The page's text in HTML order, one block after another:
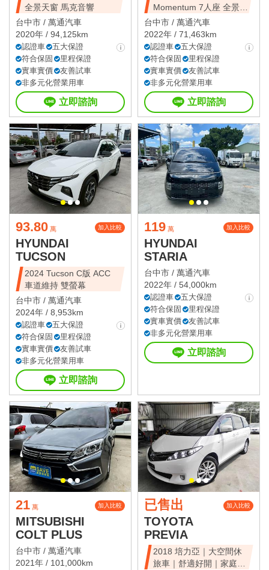
全景天窗 馬克音響
台中市 / 萬通汽車
2020年 / 94,125km
認證車
五大保證
符合保固
里程保證
實車實價
友善試車
非多元化營業用車
立即諮詢
Momentum 7人座 全景天
窗
台中市 / 萬通汽車
2022年 / 71,463km
認證車
五大保證
符合保固
里程保證
實車實價
友善試車
非多元化營業用車
立即諮詢
93.80 萬 加入比較
HYUNDAI
TUCSON
2024 Tucson C版 ACC
車道維持 雙螢幕
台中市 / 萬通汽車
2024年 / 8,953km
認證車
五大保證
符合保固
里程保證
實車實價
友善試車
非多元化營業用車
立即諮詢
119 萬 加入比較
HYUNDAI
STARIA
台中市 / 萬通汽車
2022年 / 54,000km
認證車
五大保證
符合保固
里程保證
實車實價
友善試車
非多元化營業用車
立即諮詢
21 萬 加入比較
MITSUBISHI
COLT PLUS
台中市 / 萬通汽車
2021年 / 101,000km
已售出 加入比較
TOYOTA
PREVIA
2018 培力亞｜大空間休
旅車｜舒適好開｜家庭首